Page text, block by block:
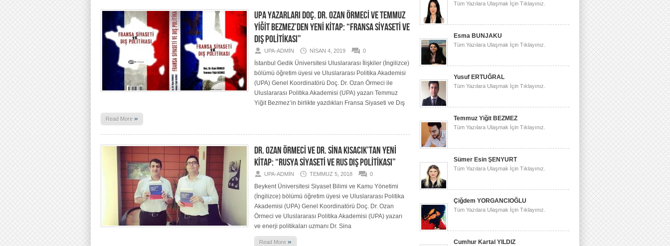
UPA YAZARLARI DOÇ. DR. OZAN ÖRMECİ VE TEMMUZ
YİĞİT BEZMEZ’DEN YENİ KİTAP: “FRANSA SİYASETİ VE
DIŞ POLİTİKASI”
UPA-ADMIN NISAN 4, 2019 0
İstanbul Gedik Üniversitesi Uluslararası İlişkiler (İngilizce)
bölümü öğretim üyesi ve Uluslararası Politika Akademisi
(UPA) Genel Koordinatörü Doç. Dr. Ozan Örmeci ile
Uluslararası Politika Akademisi (UPA) yazarı Temmuz
Yiğit Bezmez’in birlikte yazdıkları Fransa Siyaseti ve Dış
Read More »
DR. OZAN ÖRMECİ VE DR. SİNA KISACIK’TAN YENİ
KİTAP: “RUSYA SİYASETİ VE RUS DIŞ POLİTİKASI”
UPA-ADMIN TEMMUZ 5, 2018 0
Beykent Üniversitesi Siyaset Bilimi ve Kamu Yönetimi
(İngilizce) bölümü öğretim üyesi ve Uluslararası Politika
Akademisi (UPA) Genel Koordinatörü Doç. Dr. Ozan
Örmeci ve Uluslararası Politika Akademisi (UPA) yazarı
ve enerji politikaları uzmanı Dr. Sina
Read More »
Tüm Yazılara Ulaşmak İçin Tıklayınız.
Esma BUNJAKU
Tüm Yazılara Ulaşmak İçin Tıklayınız.
Yusuf ERTUĞRAL
Tüm Yazılara Ulaşmak İçin Tıklayınız.
Temmuz Yiğit BEZMEZ
Tüm Yazılara Ulaşmak İçin Tıklayınız.
Sümer Esin ŞENYURT
Tüm Yazılara Ulaşmak İçin Tıklayınız.
Çiğdem YORGANCIOĞLU
Tüm Yazılara Ulaşmak İçin Tıklayınız.
Cumhur Kartal YILDIZ